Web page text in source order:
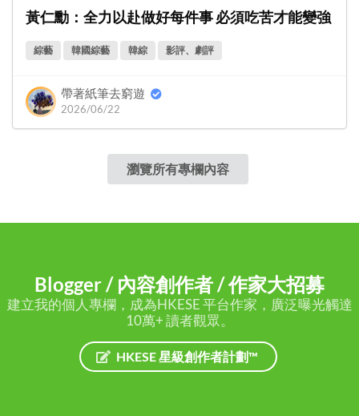
黃仁勳：全力以赴做好每件事 必須吃苦才能變強
綜藝 韓國綜藝 韓綜 影評、劇評
帶著紙筆去窮遊
2026/06/22
瀏覽所有專欄內容
Blogger / 內容創作者 / 作家大招募
建立我的個人專欄，成為HKESE 平台作家，廣泛曝光觸達
10萬+ 讀者觀眾。
HKESE 星級創作者計劃™